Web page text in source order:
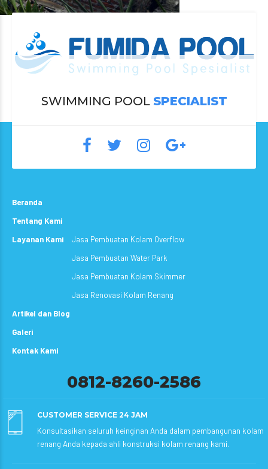
SWIMMING POOL SPECIALIST
Beranda
Tentang Kami
Layanan Kami
Jasa Pembuatan Kolam Overflow
Jasa Pembuatan Water Park
Jasa Pembuatan Kolam Skimmer
Jasa Renovasi Kolam Renang
Artikel dan Blog
Galeri
Kontak Kami
0812-8260-2586
CUSTOMER SERVICE 24 JAM
Konsultasikan seluruh keinginan Anda dalam pembangunan kolam
renang Anda kepada ahli konstruksi kolam renang kami.